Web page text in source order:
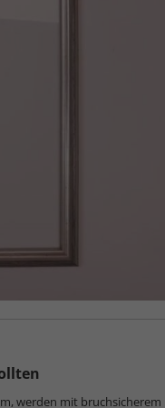
werden mit bruchsicherem